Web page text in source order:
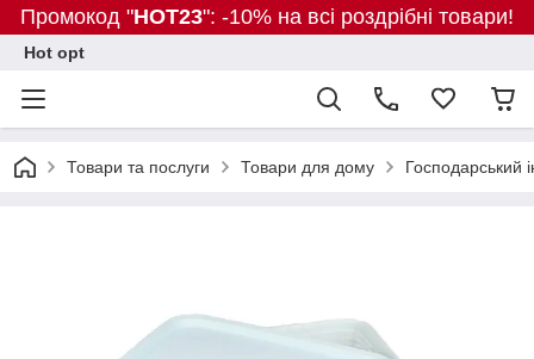
Промокод "HOT23": -10% на всі роздрібні товари!
Hot opt
Товари та послуги Товари для дому Господарський